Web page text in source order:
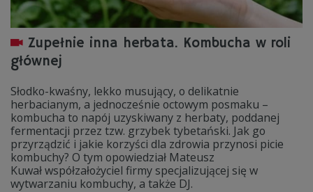
Zupełnie inna herbata. Kombucha w roli
głównej
Słodko-kwaśny, lekko musujący, o delikatnie
herbacianym, a jednocześnie octowym posmaku –
kombucha to napój uzyskiwany z herbaty, poddanej
fermentacji przez tzw. grzybek tybetański. Jak go
przyrządzić i jakie korzyści dla zdrowia przynosi picie
kombuchy? O tym opowiedział Mateusz
Kuwał współzałożyciel firmy specjalizującej się w
wytwarzaniu kombuchy, a także DJ.